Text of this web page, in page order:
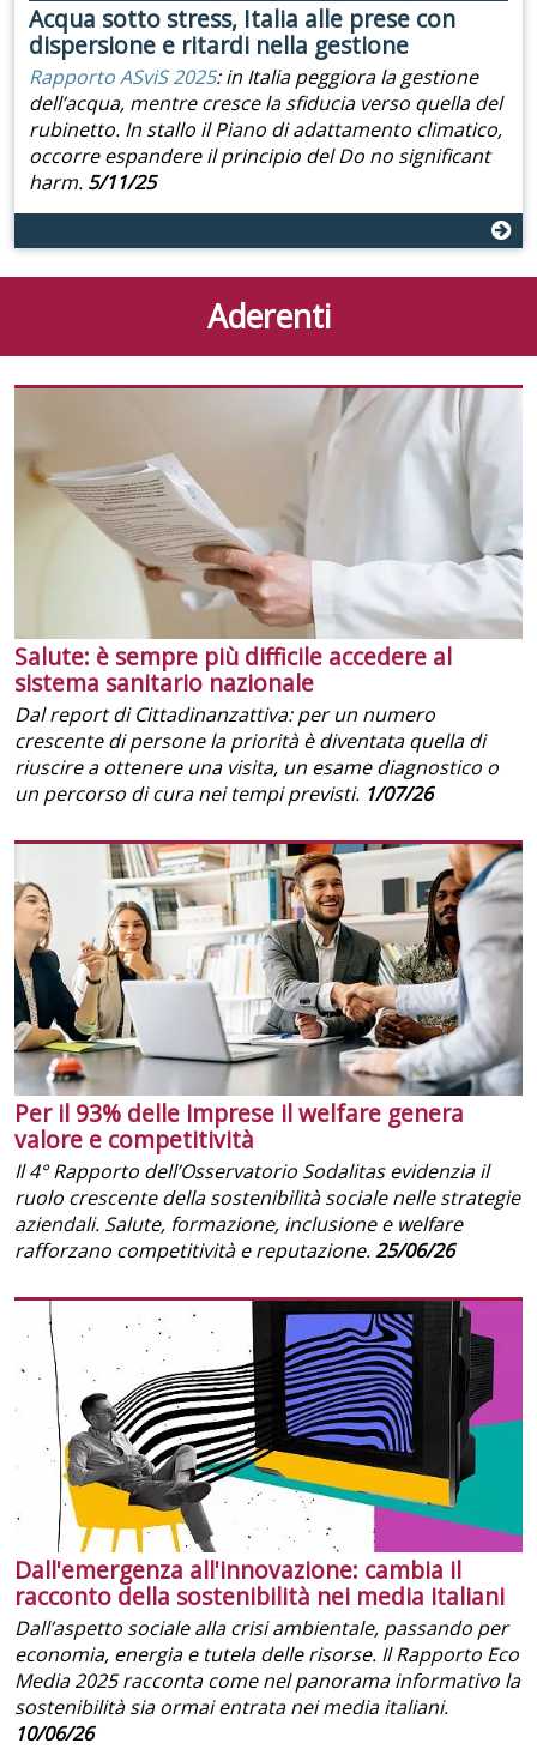
Acqua sotto stress, Italia alle prese con
dispersione e ritardi nella gestione
Rapporto ASviS 2025: in Italia peggiora la gestione
dell’acqua, mentre cresce la sfiducia verso quella del
rubinetto. In stallo il Piano di adattamento climatico,
occorre espandere il principio del Do no significant
harm. 5/11/25
Aderenti
Salute: è sempre più difficile accedere al
sistema sanitario nazionale
Dal report di Cittadinanzattiva: per un numero
crescente di persone la priorità è diventata quella di
riuscire a ottenere una visita, un esame diagnostico o
un percorso di cura nei tempi previsti. 1/07/26
Per il 93% delle imprese il welfare genera
valore e competitività
Il 4° Rapporto dell’Osservatorio Sodalitas evidenzia il
ruolo crescente della sostenibilità sociale nelle strategie
aziendali. Salute, formazione, inclusione e welfare
rafforzano competitività e reputazione.25/06/26
Dall'emergenza all'innovazione: cambia il
racconto della sostenibilità nei media italiani
Dall’aspetto sociale alla crisi ambientale, passando per
economia, energia e tutela delle risorse. Il Rapporto Eco
Media 2025 racconta come nel panorama informativo la
sostenibilità sia ormai entrata nei media italiani.
10/06/26